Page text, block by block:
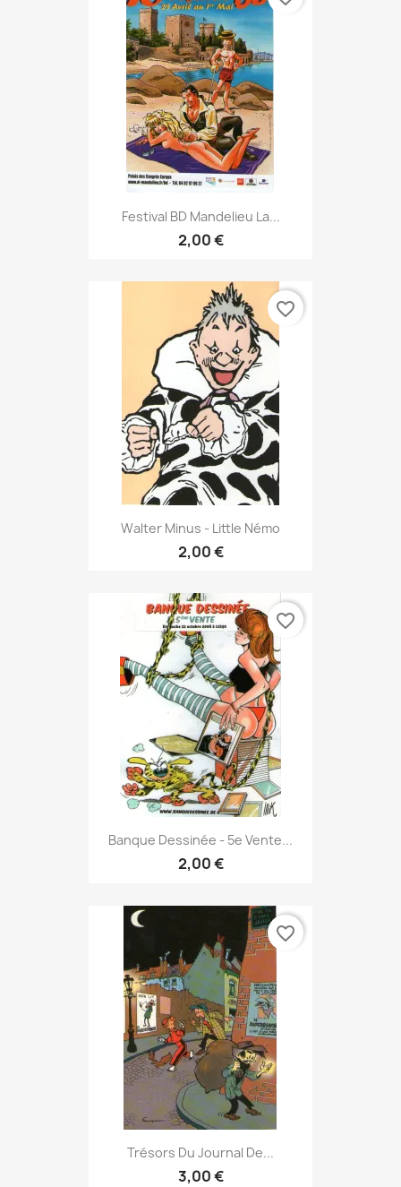
Festival BD Mandelieu La...
2,00 €
Walter Minus - Little Némo
2,00 €
favorite_border
Banque Dessinée - 5e Vente...
2,00 €
favorite_border
Trésors Du Journal De...
3,00 €
favorite_border